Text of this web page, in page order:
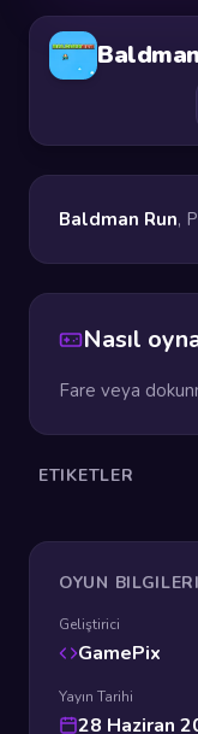
Baldman Run,
Nasıl
Fare veya
ETIKETLER
OYUN BILGILERI
Geliştirici
GamePix
Yayın Tarihi
28 Haziran